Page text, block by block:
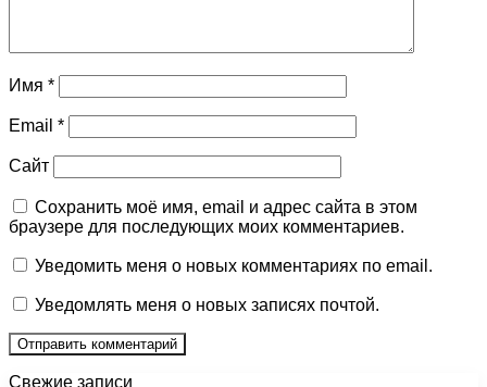
Имя *
Email *
Сайт
Сохранить моё имя, email и адрес сайта в этом
браузере для последующих моих комментариев.
Уведомить меня о новых комментариях по email.
Уведомлять меня о новых записях почтой.
Свежие записи